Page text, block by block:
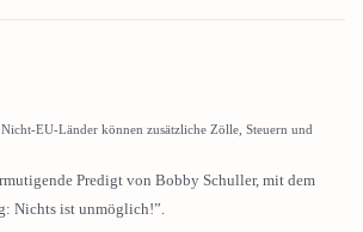
EU-Länder können zusätzliche Zölle, Steuern und
Predigt von Bobby Schuller, mit dem
Nichts ist unmöglich!”.